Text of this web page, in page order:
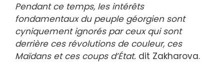
Pendant ce temps, les intérêts
fondamentaux du peuple géorgien sont
cyniquement ignorés par ceux qui sont
derrière ces révolutions de couleur, ces
Maïdans et ces coups d’État. dit Zakharova.